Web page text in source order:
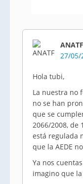
ANATF
27/05/
Hola tubi,
La nuestra no
no se han
que se
2066/2008, de
está regulada
que la AEDE
Ya nos
imagino que